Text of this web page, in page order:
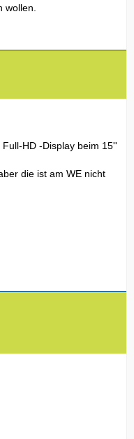
wollen.
HD -Display beim 15''
die ist am WE nicht